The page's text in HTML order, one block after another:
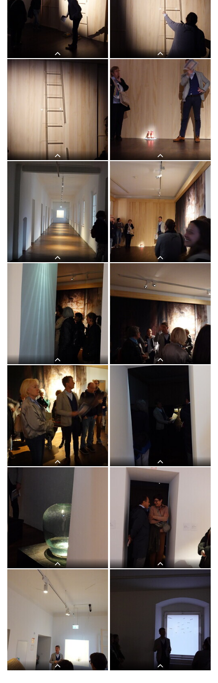
Lange Nacht der Kirchen, 23. Mai
2025: Kurator Johannes Rauchenberger
führt durch die Ausstellung "NUN
MEHR – MEAN TIME" von Maaria
Lange Nacht der Kirchen, 23. Mai
2025: Kurator Johannes Rauchenberger
führt durch die Ausstellung "NUN
MEHR – MEAN TIME" von Maaria
Wirkkala
Lange Nacht der Kirchen, 23. Mai
2025: Kurator Johannes Rauchenberger
führt durch die Ausstellung "NUN
Lange Nacht der Kirchen, 23. Mai
2025: Kurator Johannes Rauchenberger
führt durch die Ausstellung "NUN
MEHR – MEAN TIME" von Maaria
Lange Nacht der Kirchen, 23. Mai
2025: Kurator Johannes Rauchenberger
führt durch die Ausstellung "NUN
MEHR – MEAN TIME" von Maaria
Wirkkala
Lange Nacht der Kirchen, 23. Mai
2025: Kurator Johannes Rauchenberger
führt durch die Ausstellung "NUN
MEHR – MEAN TIME" von Maaria
Wirkkala
Lange Nacht der Kirchen, 23. Mai
2025: Kurator Johannes Rauchenberger
führt durch die Ausstellung "NUN
MEHR – MEAN TIME" von Maaria
Wirkkala
Lange Nacht der Kirchen, 23. Mai
2025: Kurator Johannes Rauchenberger
führt durch die Ausstellung "NUN
MEHR – MEAN TIME" von Maaria
Wirkkala
Lange Nacht der Kirchen, 23. Mai
2025: Kurator Johannes Rauchenberger
führt durch die Ausstellung "NUN
MEHR – MEAN TIME" von Maaria
Wirkkala
Lange Nacht der Kirchen, 23. Mai
2025: Kurator Johannes Rauchenberger
führt durch die Ausstellung "NUN
MEHR – MEAN TIME" von Maaria
Wirkkala
Lange Nacht der Kirchen, 23. Mai
2025: Kurator Johannes Rauchenberger
führt durch die Ausstellung "NUN
MEHR – MEAN TIME" von Maaria
Wirkkala
Lange Nacht der Kirchen, 23. Mai
2025: Kurator Johannes Rauchenberger
führt durch die Ausstellung "NUN
MEHR – MEAN TIME" von Maaria
2025: Kurator Johannes Rauchenberger
führt durch die Ausstellung "NUN
MEHR – MEAN TIME" von Maaria
Lange Nacht der Kirchen, 23. Mai
2025: Kurator Johannes Rauchenberger
führt durch die Ausstellung "NUN
MEHR – MEAN TIME" von Maaria
Wirkkala